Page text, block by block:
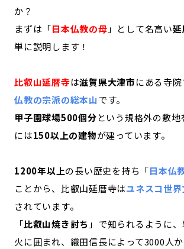
か？
まずは「日本仏教の母 」として名高い
単に説明します！
比叡山延暦寺は滋賀県大津市にある寺
仏教の宗派の総本山です。
甲子園球場500個分という規格外の敷
には150以上の建物が建っています。
1200年以上の長い歴史を持ち「日本仏
ことから、比叡山延暦寺はユネスコ世
されています。
「比叡山焼き討ち 」で知られるように
火に囲まれ、織田信長によって3000人